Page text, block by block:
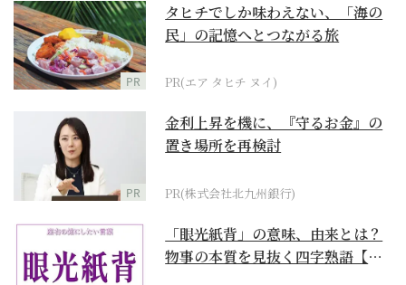
PR
タヒチでしか味わえない、「海の
民」の記憶へとつながる旅
PR(エア タヒチ ヌイ)
PR
金利上昇を機に、『守るお金』の
置き場所を再検討
PR(株式会社北九州銀行)
「眼光紙背」の意味、由来とは？
物事の本質を見抜く四字熟語【座